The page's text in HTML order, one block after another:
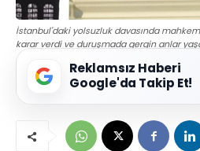
İstanbul'daki yolsuzluk davasında
karar verdi ve duruşmada gergin anlar
Reklamsız Haberi
Google'da Takip Et!